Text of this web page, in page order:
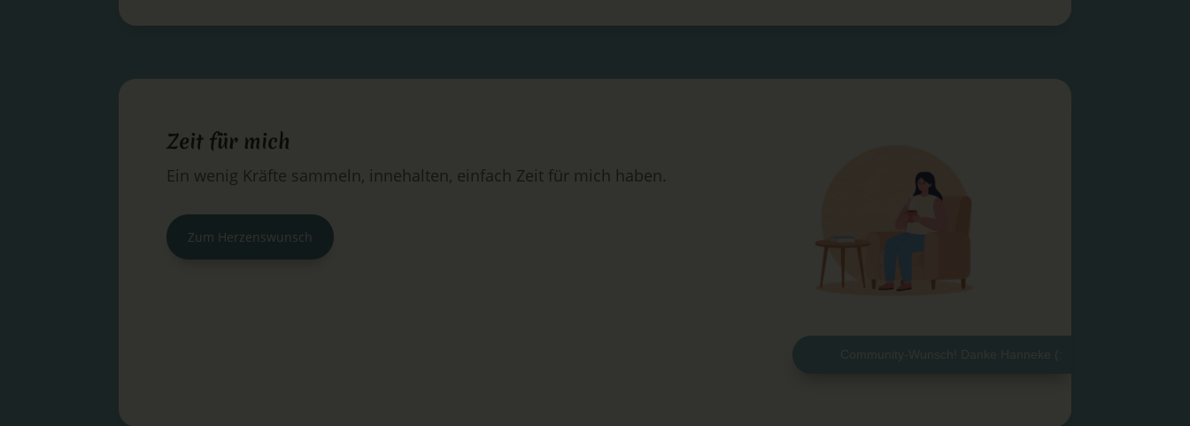
Zeit für mich
Ein wenig Kräfte sammeln, innehalten, einfach Zeit für mich haben.
Zum Herzenswunsch
Community-Wunsch! Danke Hanneke (: